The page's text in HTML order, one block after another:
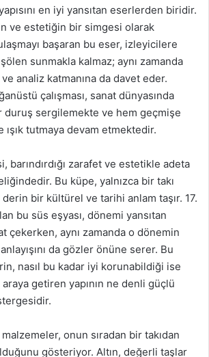
en iyi yansıtan eserlerden biridir.
ve estetiğin bir simgesi olarak
başaran bu eser, izleyicilere
sunmakla kalmaz; aynı zamanda
analiz katmanına da davet eder.
çalışması, sanat dünyasında
duruş sergilemekte ve hem geçmişe
ışık tutmaya devam etmektedir.
barındırdığı zarafet ve estetikle adeta
Bu küpe, yalnızca bir takı
bir kültürel ve tarihi anlam taşır. 17.
bu süs eşyası, dönemi yansıtan
çekerken, aynı zamanda o dönemin
da gözler önüne serer. Bu
nasıl bu kadar iyi korunabildiği ise
getiren yapının ne denli güçlü
onun sıradan bir takıdan
gösteriyor. Altın, değerli taşlar